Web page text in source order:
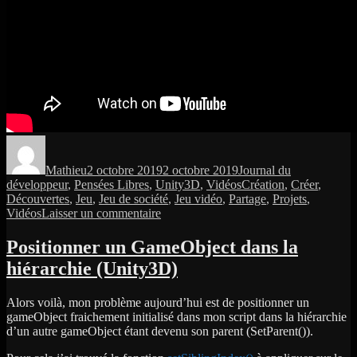
Mathieu2 octobre 20192 octobre 2019Journal du
développeur, Pensées Libres, Unity3D, VidéosÉtiquettes
Création, Créer,
Découvertes, Jeu, Jeu de société, Jeu vidéo, Partage, Projets,
VidéosLaisser un commentairesur
dans
la
création
jeu
vidéo
à
Positionner un GameObject dans la
hiérarchie (Unity3D)
Alors voilà, mon problème aujourd’hui est de positionner un
gameObject fraichement initialisé dans mon script dans la hiérarchie
d’un autre gameObject étant devenu son parent (SetParent()).